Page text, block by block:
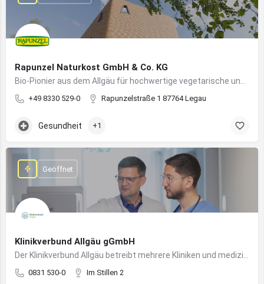
Rapunzel Naturkost GmbH & Co. KG
+49 8330 529-0 Rapunzelstraße 1 87764 Legau
Gesundheit +1
Klinikverbund Allgäu gGmbH
0831 530-0 Im Stillen 2
Geöffnet